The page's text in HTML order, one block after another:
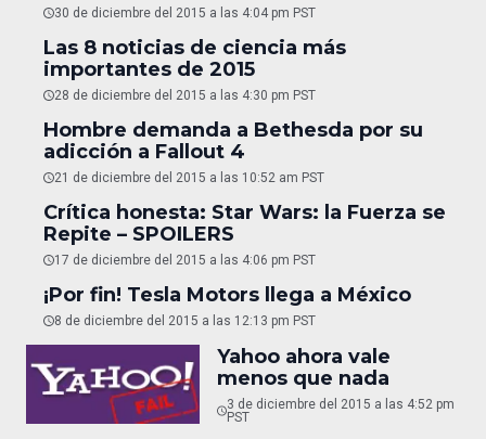
30 de diciembre del 2015 a las 4:04 pm PST
Las 8 noticias de ciencia más
importantes de 2015
28 de diciembre del 2015 a las 4:30 pm PST
Hombre demanda a Bethesda por su
adicción a Fallout 4
21 de diciembre del 2015 a las 10:52 am PST
Crítica honesta: Star Wars: la Fuerza se
Repite – SPOILERS
17 de diciembre del 2015 a las 4:06 pm PST
¡Por fin! Tesla Motors llega a México
8 de diciembre del 2015 a las 12:13 pm PST
Yahoo ahora vale
menos que nada
3 de diciembre del 2015 a las 4:52 pm
PST